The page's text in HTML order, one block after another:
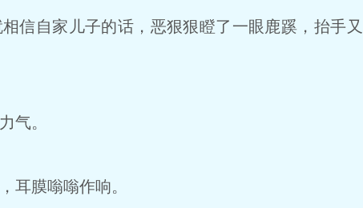
信自家儿子的话，恶狠狠瞪了一眼鹿蹊，抬手
气。
耳膜嗡嗡作响。